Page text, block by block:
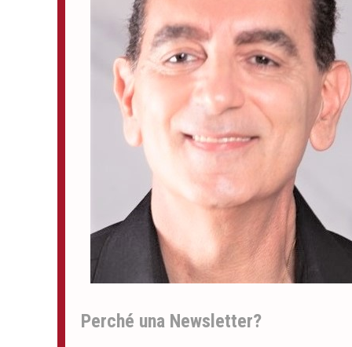
Perché una Newsletter?